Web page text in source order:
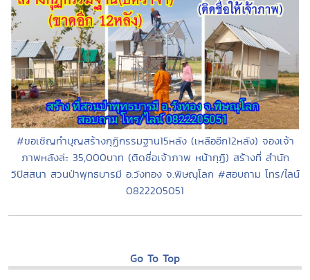
#ขอเชิญทำบุญสร้างกุฏิกรรมฐาน15หลัง (เหลืออีก12หลัง) จองเจ้า
ภาพหลังล่ะ 35,000บาท (ติดชื่อเจ้าภาพ หน้ากุฏิ) สร้างที่ สำนัก
วิปัสสนา สวนป่าพุทธบารมี อ.วังทอง จ.พิษณุโลก #สอบถาม โทร/ไลน์
0822205051
Go To Top